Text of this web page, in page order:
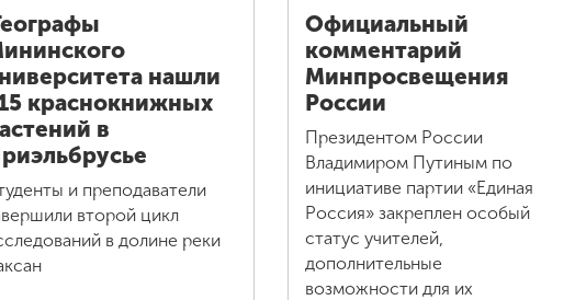
нашли
краснокнижных
в
и преподаватели
второй цикл
в долине реки
Официальный
комментарий
Минпросвещения
России
Президентом России
Владимиром Путиным по
инициативе партии «Единая
Россия» закреплен особый
статус учителей,
дополнительные
возможности для их